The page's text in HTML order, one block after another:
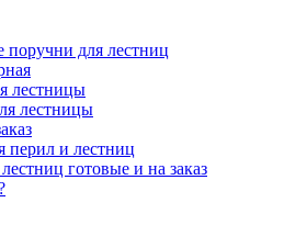
поручни для лестниц
лестницы
лестницы
перил и лестниц
готовые и на заказ